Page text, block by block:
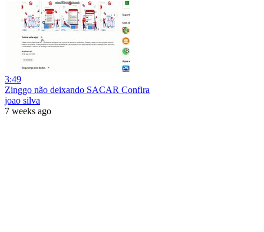
3:49
Zinggo não deixando SACAR Confira
joao silva
7 weeks ago